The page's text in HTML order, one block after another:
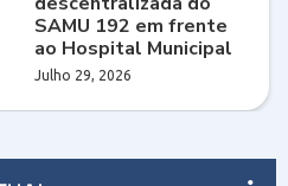
SAMU 192 em frente
ao Hospital Municipal
Julho 29, 2026